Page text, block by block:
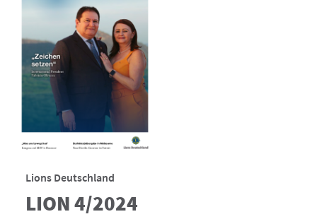
Lions Deutschland
LION 4/2024